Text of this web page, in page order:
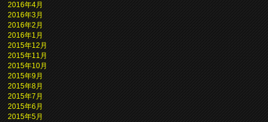
2016年4月
2016年3月
2016年2月
2016年1月
2015年12月
2015年11月
2015年10月
2015年9月
2015年8月
2015年7月
2015年6月
2015年5月